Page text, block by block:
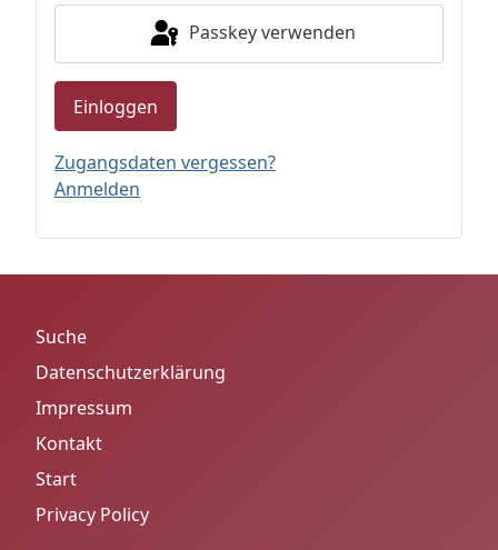
Passkey verwenden
Einloggen
Zugangsdaten vergessen?
Anmelden
Suche
Datenschutzerklärung
Impressum
Kontakt
Start
Privacy Policy